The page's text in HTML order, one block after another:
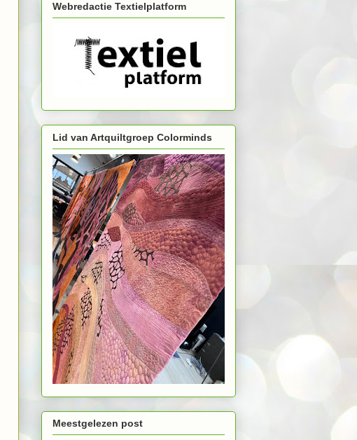
Webredactie Textielplatform
Lid van Artquiltgroep Colorminds
Meestgelezen post